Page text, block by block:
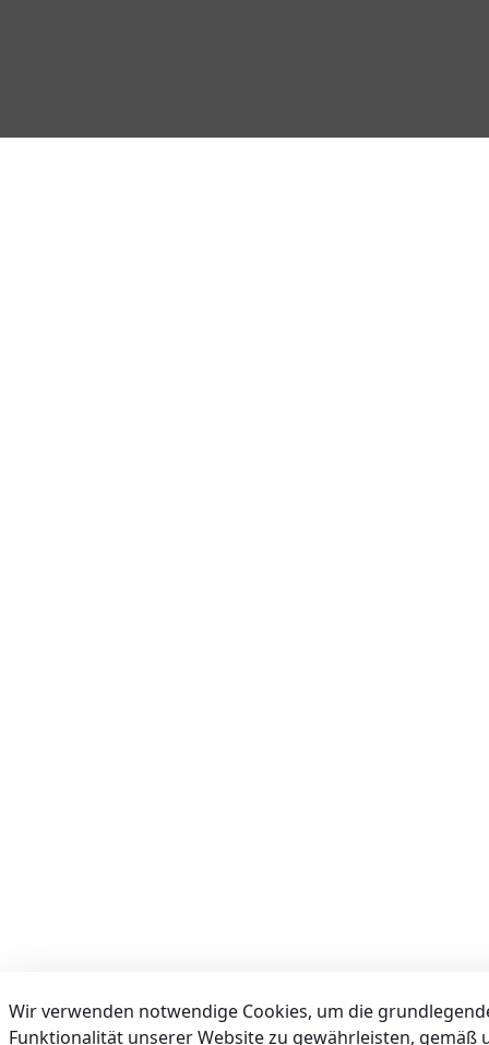
Wir verwenden notwendige Cookies, um die
Funktionalität unserer Website zu gewährleisten, gemäß